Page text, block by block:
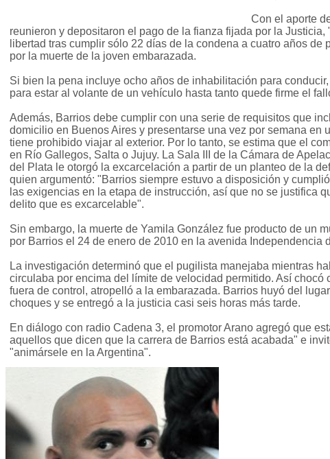
Con el aporte
reunieron y depositaron el pago de la fianza fijada por la Justicia,
libertad tras cumplir sólo 22 días de la condena a cuatro años de
por la muerte de la joven embarazada.
Si bien la pena incluye ocho años de inhabilitación para
para estar al volante de un vehículo hasta tanto quede firme el
Además, Barrios debe cumplir con una serie de requisitos que
domicilio en Buenos Aires y presentarse una vez por semana en
tiene prohibido viajar al exterior. Por lo tanto, se estima que el
en Río Gallegos, Salta o Jujuy. La Sala III de la Cámara de
del Plata le otorgó la excarcelación a partir de un planteo de la
quien argumentó: "Barrios siempre estuvo a disposición y
las exigencias en la etapa de instrucción, así que no se justifica
delito que es excarcelable".
Sin embargo, la muerte de Yamila González fue producto de un
por Barrios el 24 de enero de 2010 en la avenida Independencia
La investigación determinó que el pugilista manejaba mientras
circulaba por encima del límite de velocidad permitido. Así chocó
fuera de control, atropelló a la embarazada. Barrios huyó del
choques y se entregó a la justicia casi seis horas más tarde.
En diálogo con radio Cadena 3, el promotor Arano agregó que
aquellos que dicen que la carrera de Barrios está acabada" e
"animársele en la Argentina".